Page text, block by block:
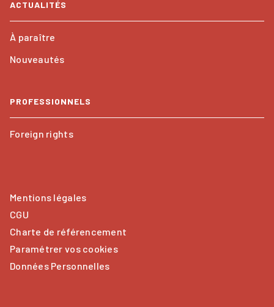
ACTUALITÉS
À paraître
Nouveautés
PROFESSIONNELS
Foreign rights
Mentions légales
CGU
Charte de référencement
Paramétrer vos cookies
Données Personnelles